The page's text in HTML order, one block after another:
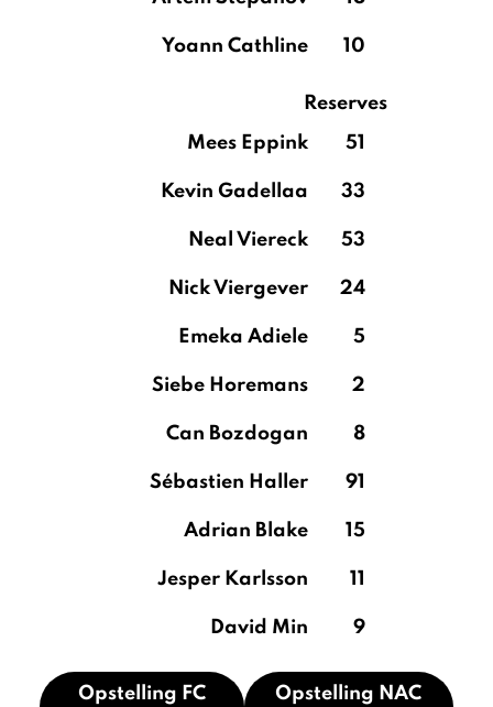
Yoann Cathline 10
Reserves
Mees Eppink
51
Kevin Gadellaa 33
Neal Viereck 53
Nick Viergever 24
Emeka Adiele 5
Siebe Horemans 2
Can Bozdogan 8
Sébastien Haller 91
Adrian Blake 15
Jesper Karlsson 11
David Min 9
Opstelling FC
Opstelling NAC